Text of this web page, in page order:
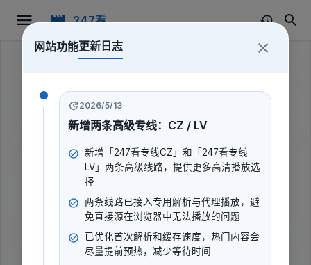
247看
网站功能更新日志
2026/5/13
新增两条高级专线：CZ / LV
新增「247看专线CZ」和「247看专线
LV」两条高级线路，提供更多高清播放选
择
两条线路已接入专用解析与代理播放，避
免直接源在浏览器中无法播放的问题
已优化首次解析和缓存速度，热门内容会
尽量提前预热，减少等待时间